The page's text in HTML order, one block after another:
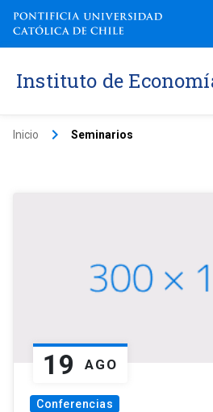
Instituto de
Inicio keyboard_arrow_right Seminarios
19 AGO
Conferencias